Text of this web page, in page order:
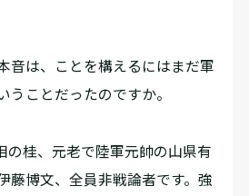
本音は、ことを構えるにはまだ軍
うことだったのですか。
の桂、元老で陸軍元帥の山県有
藤博文、全員非戦論者です。強